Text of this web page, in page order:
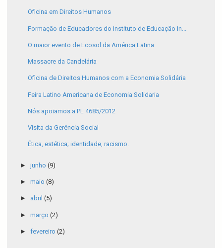
Oficina em Direitos Humanos
Formação de Educadores do Instituto de Educação In...
O maior evento de Ecosol da América Latina
Massacre da Candelária
Oficina de Direitos Humanos com a Economia Solidária
Feira Latino Americana de Economia Solidaria
Nós apoiamos a PL 4685/2012
Visita da Gerência Social
Ética, estética; identidade, racismo.
► junho (9)
► maio (8)
► abril (5)
► março (2)
► fevereiro (2)